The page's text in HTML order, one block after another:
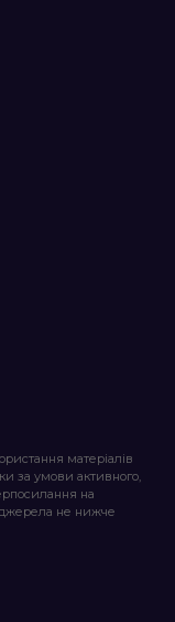
матеріалів
за умови активного,
на
не нижче